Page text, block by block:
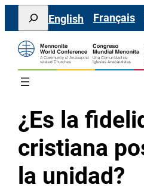
Saltar
contenido
Search
English Français
¿Es la
cristiana
la unidad?